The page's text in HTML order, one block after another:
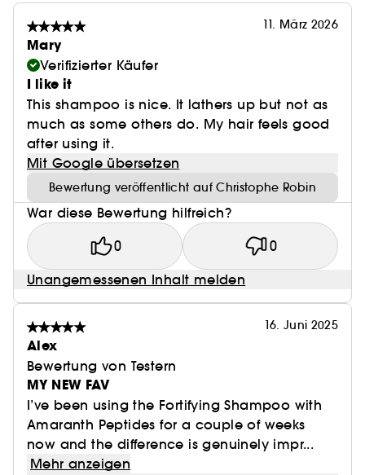
11. März 2026
Mary
Verifizierter Käufer
I like it
This shampoo is nice. It lathers up but not as
much as some others do. My hair feels good
after using it.
Mit Google übersetzen
Bewertung veröffentlicht auf Christophe Robin
War diese Bewertung hilfreich?
0 0
Unangemessenen Inhalt melden
16. Juni 2025
Alex
Bewertung von Testern
MY NEW FAV
I’ve been using the Fortifying Shampoo with
Amaranth Peptides for a couple of weeks
now and the difference is genuinely impr...
Mehr anzeigen